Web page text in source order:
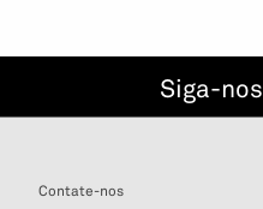
Siga-nos
Contate-nos